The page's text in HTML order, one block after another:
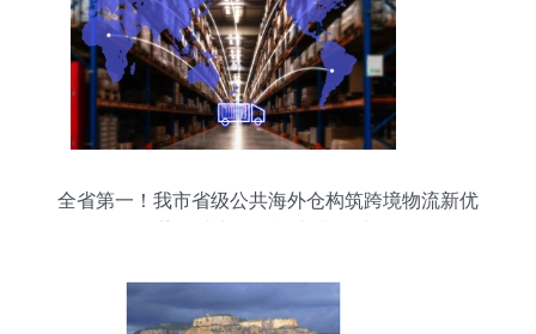
全省第一！我市省级公共海外仓构筑跨境物流新优